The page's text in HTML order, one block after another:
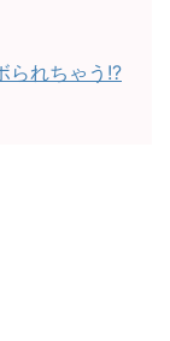
られちゃう!?